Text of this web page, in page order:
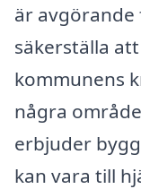
är
säkerställa
kommunens
några
erbjuder
kan vara till